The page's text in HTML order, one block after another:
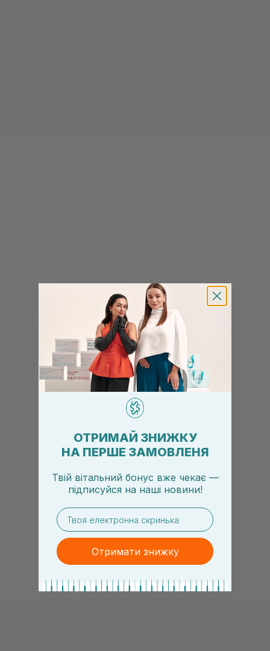
ОТРИМАЙ ЗНИЖКУ
НА ПЕРШЕ ЗАМОВЛЕНЯ
Твій вітальний бонус вже чекає —
підписуйся на наші новини!
email
Отримати знижку